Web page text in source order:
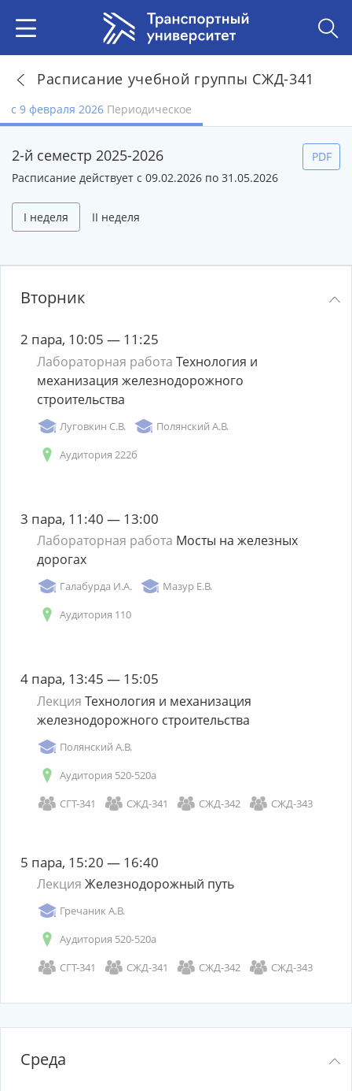
Расписание учебной группы СЖД-341
с 9 февраля 2026 Периодическое
2-й семестр 2025-2026
Расписание действует с 09.02.2026 по 31.05.2026
I неделя II неделя
PDF
Вторник
2 пара, 10:05 — 11:25
Лабораторная работа Технология и
механизация железнодорожного
строительства
Луговкин С.В.
Полянский А.В.
Аудитория 222б
3 пара, 11:40 — 13:00
Лабораторная работа Мосты на железных
дорогах
Галабурда И.А.
Мазур Е.В.
Аудитория 110
4 пара, 13:45 — 15:05
Лекция Технология и механизация
железнодорожного строительства
Полянский А.В.
Аудитория 520-520а
СГТ-341
СЖД-341 СЖД-342 СЖД-343
5 пара, 15:20 — 16:40
Лекция Железнодорожный путь
Гречаник А.В.
Аудитория 520-520а
СГТ-341
СЖД-341 СЖД-342 СЖД-343
Среда